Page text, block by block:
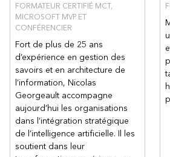
FORMATEUR CERTIFIÉ MCT,
MICROSOFT MVP ET
CONFÉRENCIER
Fort de plus de 25 ans
d’expérience en gestion des
savoirs et en architecture de
l’information, Nicolas
Georgeault accompagne
aujourd’hui les organisations
dans l’intégration stratégique
de l’intelligence artificielle. Il les
soutient dans leur